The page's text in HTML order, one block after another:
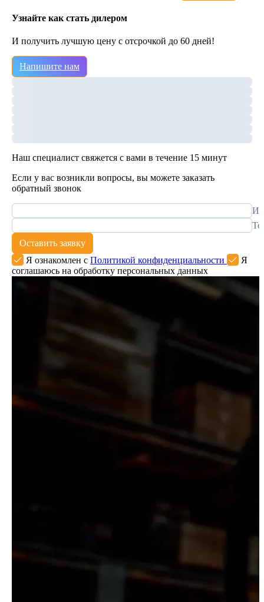
Узнайте как стать дилером
И получить лучшую цену с отсрочкой до 60 дней!
Напишите нам
Наш специалист свяжется с вами в течение 15 минут
Если у вас возникли вопросы, вы можете заказать
обратный звонок
Оставить заявку
Я ознакомлен с Политикой конфиденциальности
Я
соглашаюсь на обработку персональных данных